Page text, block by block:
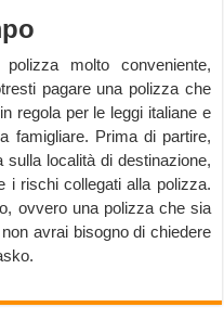
molto conveniente,
pagare una polizza che
regola per le leggi italiane e
famigliare. Prima di partire,
località di destinazione,
i rischi collegati alla polizza.
ovvero una polizza che sia
avrai bisogno di chiedere